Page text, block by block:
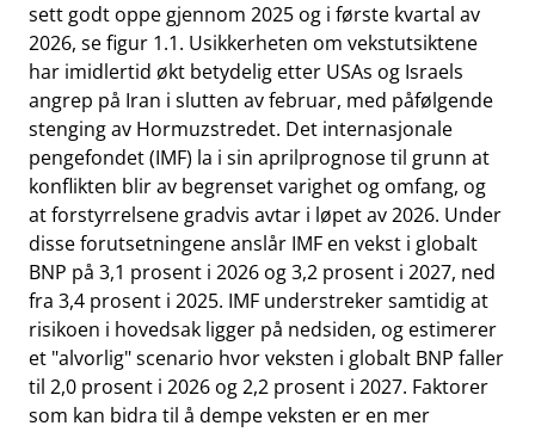
sett godt oppe gjennom 2025 og i første kvartal av
2026, se figur 1.1. Usikkerheten om vekstutsiktene
har imidlertid økt betydelig etter USAs og Israels
angrep på Iran i slutten av februar, med påfølgende
stenging av Hormuzstredet. Det internasjonale
pengefondet (IMF) la i sin aprilprognose til grunn at
konflikten blir av begrenset varighet og omfang, og
at forstyrrelsene gradvis avtar i løpet av 2026. Under
disse forutsetningene anslår IMF en vekst i globalt
BNP på 3,1 prosent i 2026 og 3,2 prosent i 2027, ned
fra 3,4 prosent i 2025. IMF understreker samtidig at
risikoen i hovedsak ligger på nedsiden, og estimerer
et "alvorlig" scenario hvor veksten i globalt BNP faller
til 2,0 prosent i 2026 og 2,2 prosent i 2027. Faktorer
som kan bidra til å dempe veksten er en mer